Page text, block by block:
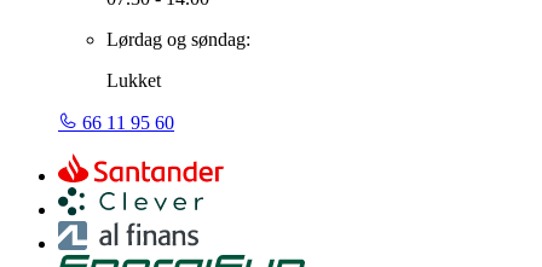
Lørdag og søndag:
Lukket
66 11 95 60